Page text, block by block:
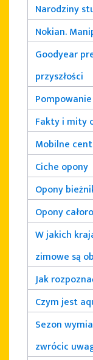
Narodziny
Nokian.
Goodyear
przyszłości
Fakty i mity
Mobilne
Ciche opony
Opony
Opony
W jakich
zimowe są
Jak
Czym jest
Sezon
zwrócic